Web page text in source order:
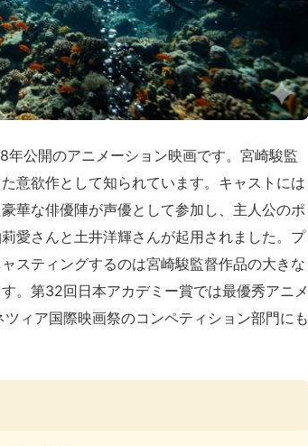
年公開のアニメーション映画です。宮崎駿監
意欲作として知られています。キャストには
華な俳優陣が声優として参加し、主人公のポ
愛さんと土井洋輝さんが起用されました。プ
スティングするのは宮崎駿監督作品の大きな
。第32回日本アカデミー賞では最優秀アニメ
ィア国際映画祭のコンペティション部門にも